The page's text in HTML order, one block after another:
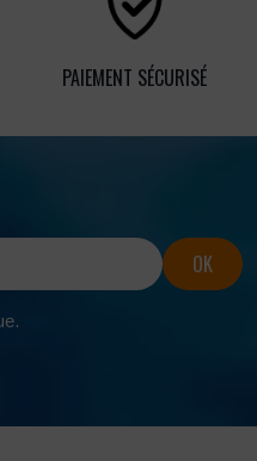
PAIEMENT SÉCURISÉ